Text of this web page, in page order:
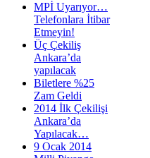
MPİ Uyarıyor…
Telefonlara İtibar
Etmeyin!
Üç Çekiliş
Ankara’da
yapılacak
Biletlere %25
Zam Geldi
2014 İlk Çekilişi
Ankara’da
Yapılacak…
9 Ocak 2014